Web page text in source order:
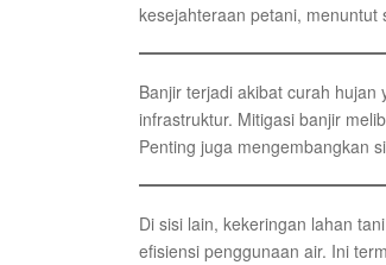
kesejahteraan petani,
Banjir terjadi akibat curah
infrastruktur. Mitigasi banjir
Penting juga mengembangkan
Di sisi lain, kekeringan lahan
efisiensi penggunaan air. Ini